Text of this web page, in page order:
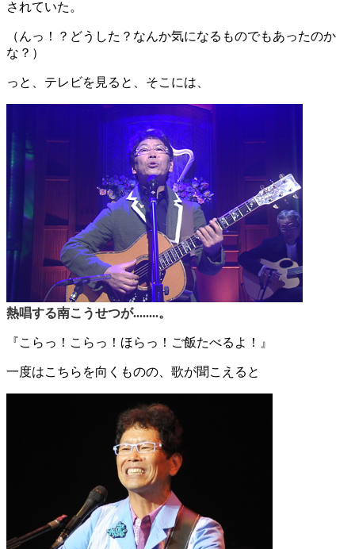
されていた。
（んっ！？どうした？なんか気になるものでもあったのか
な？）
っと、テレビを見ると、そこには、
熱唱する南こうせつが........。
『こらっ！こらっ！ほらっ！ご飯たべるよ！』
一度はこちらを向くものの、歌が聞こえると